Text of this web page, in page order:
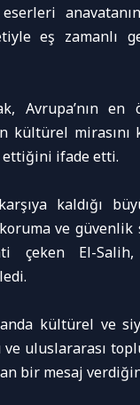
eş zamanlı
Avrupa’nın
kültürel
ifade etti.
kaldığı
ve
çeken El-
kültürel ve
ve uluslararası
bir mesaj